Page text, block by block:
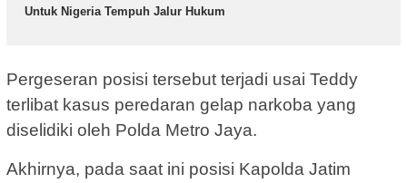
Untuk Nigeria Tempuh Jalur Hukum
Pergeseran posisi tersebut terjadi usai Teddy
terlibat kasus peredaran gelap narkoba yang
diselidiki oleh Polda Metro Jaya.
Akhirnya, pada saat ini posisi Kapolda Jatim